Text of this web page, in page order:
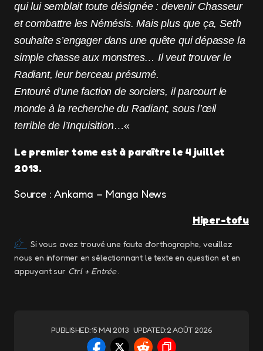
qui lui semblait toute désignée : devenir Chasseur
et combattre les Némésis. Mais plus que ça, Seth
souhaite s’engager dans une quête qui dépasse la
simple chasse aux monstres… Il veut trouver le
Radiant, leur berceau présumé.
Entouré d’une faction de sorciers, il parcourt le
monde à la recherche du Radiant, sous l’œil
terrible de l’Inquisition…«
Le premier tome est à paraître le 4 juillet
2013.
Source : Ankama – Manga News
Hiper-tofu
Si vous avez trouvé une faute d’orthographe, veuillez
nous en informer en sélectionnant le texte en question et en
appuyant sur Ctrl + Entrée.
PUBLISHED:15 MAI 2013 UPDATED:2 AOÛT 2026